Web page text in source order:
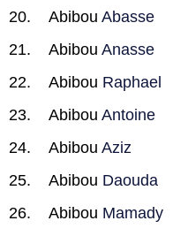
Abibou Abasse
Abibou Anasse
Abibou Raphael
Abibou Antoine
Abibou Aziz
Abibou Daouda
Abibou Mamady